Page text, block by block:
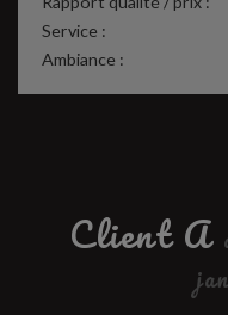
Service :
Ambiance :
Client A